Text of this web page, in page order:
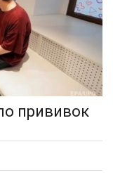
прививок